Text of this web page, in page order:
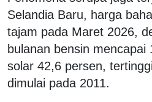
Selandia Baru, harga
tajam pada Maret 2026,
bulanan bensin mencapai
solar 42,6 persen,
dimulai pada 2011.